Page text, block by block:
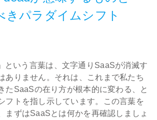
きパラダイムシフト
という言葉は、文字通りSaaSが消滅す
ありません。それは、これまで私たち
たSaaSの在り方が根本的に変わる、と
フトを指し示しています。この言葉を
まずはSaaSとは何かを再確認しましょ